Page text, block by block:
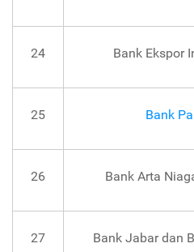
24 Bank Ekspor
25 Bank
26 Bank Arta
27 Bank Jabar dan